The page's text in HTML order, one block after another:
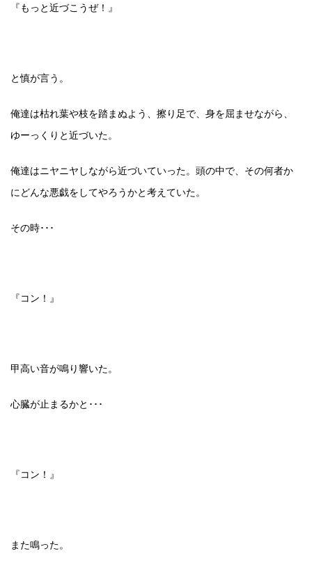
『もっと近づこうぜ！』
と慎が言う。
俺達は枯れ葉や枝を踏まぬよう、擦り足で、身を屈ませながら、
ゆーっくりと近づいた。
俺達はニヤニヤしながら近づいていった。頭の中で、その何者か
にどんな悪戯をしてやろうかと考えていた。
その時･･･
『コン！』
甲高い音が鳴り響いた。
心臓が止まるかと･･･
『コン！』
また鳴った。